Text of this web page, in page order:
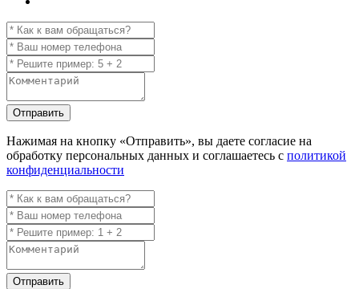
Отправить
Нажимая на кнопку «Отправить», вы даете согласие на
обработку персональных данных и соглашаетесь с политикой
конфиденциальности
Отправить